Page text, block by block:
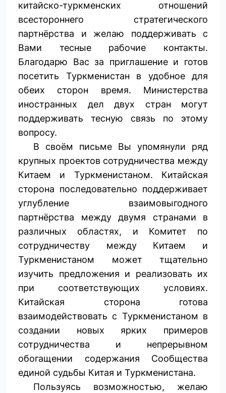
китайско-туркменских отношений
всестороннего стратегического
партнёрства и желаю поддерживать с
Вами тесные рабочие контакты.
Благодарю Вас за приглашение и готов
посетить Туркменистан в удобное для
обеих сторон время. Министерства
иностранных дел двух стран могут
поддерживать тесную связь по этому
вопросу.
В своём письме Вы упомянули ряд
крупных проектов сотрудничества между
Китаем и Туркменистаном. Китайская
сторона последовательно поддерживает
углубление взаимовыгодного
партнёрства между двумя странами в
различных областях, и Комитет по
сотрудничеству между Китаем и
Туркменистаном может тщательно
изучить предложения и реализовать их
при соответствующих условиях.
Китайская сторона готова
взаимодействовать с Туркменистаном в
создании новых ярких примеров
сотрудничества и непрерывном
обогащении содержания Сообщества
единой судьбы Китая и Туркменистана.
Пользуясь возможностью, желаю